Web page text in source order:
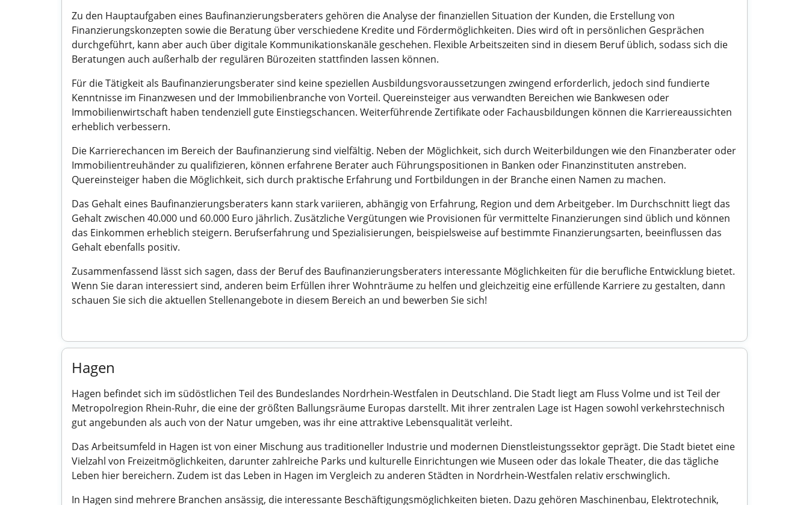
Zu den Hauptaufgaben eines Baufinanzierungsberaters gehören die Analyse der finanziellen Situation der Kunden, die Erstellung von
Finanzierungskonzepten sowie die Beratung über verschiedene Kredite und Fördermöglichkeiten. Dies wird oft in persönlichen Gesprächen
durchgeführt, kann aber auch über digitale Kommunikationskanäle geschehen. Flexible Arbeitszeiten sind in diesem Beruf üblich, sodass sich die
Beratungen auch außerhalb der regulären Bürozeiten stattfinden lassen können.
Für die Tätigkeit als Baufinanzierungsberater sind keine speziellen Ausbildungsvoraussetzungen zwingend erforderlich, jedoch sind fundierte
Kenntnisse im Finanzwesen und der Immobilienbranche von Vorteil. Quereinsteiger aus verwandten Bereichen wie Bankwesen oder
Immobilienwirtschaft haben tendenziell gute Einstiegschancen. Weiterführende Zertifikate oder Fachausbildungen können die Karriereaussichten
erheblich verbessern.
Die Karrierechancen im Bereich der Baufinanzierung sind vielfältig. Neben der Möglichkeit, sich durch Weiterbildungen wie den Finanzberater oder
Immobilientreuhänder zu qualifizieren, können erfahrene Berater auch Führungspositionen in Banken oder Finanzinstituten anstreben.
Quereinsteiger haben die Möglichkeit, sich durch praktische Erfahrung und Fortbildungen in der Branche einen Namen zu machen.
Das Gehalt eines Baufinanzierungsberaters kann stark variieren, abhängig von Erfahrung, Region und dem Arbeitgeber. Im Durchschnitt liegt das
Gehalt zwischen 40.000 und 60.000 Euro jährlich. Zusätzliche Vergütungen wie Provisionen für vermittelte Finanzierungen sind üblich und können
das Einkommen erheblich steigern. Berufserfahrung und Spezialisierungen, beispielsweise auf bestimmte Finanzierungsarten, beeinflussen das
Gehalt ebenfalls positiv.
Zusammenfassend lässt sich sagen, dass der Beruf des Baufinanzierungsberaters interessante Möglichkeiten für die berufliche Entwicklung bietet.
Wenn Sie daran interessiert sind, anderen beim Erfüllen ihrer Wohnträume zu helfen und gleichzeitig eine erfüllende Karriere zu gestalten, dann
schauen Sie sich die aktuellen Stellenangebote in diesem Bereich an und bewerben Sie sich!
Hagen
Hagen befindet sich im südöstlichen Teil des Bundeslandes Nordrhein-Westfalen in Deutschland. Die Stadt liegt am Fluss Volme und ist Teil der
Metropolregion Rhein-Ruhr, die eine der größten Ballungsräume Europas darstellt. Mit ihrer zentralen Lage ist Hagen sowohl verkehrstechnisch
gut angebunden als auch von der Natur umgeben, was ihr eine attraktive Lebensqualität verleiht.
Das Arbeitsumfeld in Hagen ist von einer Mischung aus traditioneller Industrie und modernen Dienstleistungssektor geprägt. Die Stadt bietet eine
Vielzahl von Freizeitmöglichkeiten, darunter zahlreiche Parks und kulturelle Einrichtungen wie Museen oder das lokale Theater, die das tägliche
Leben hier bereichern. Zudem ist das Leben in Hagen im Vergleich zu anderen Städten in Nordrhein-Westfalen relativ erschwinglich.
In Hagen sind mehrere Branchen ansässig, die interessante Beschäftigungsmöglichkeiten bieten. Dazu gehören Maschinenbau, Elektrotechnik,